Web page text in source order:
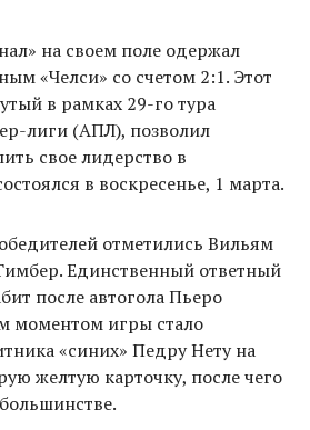
на своем поле одержал
«Челси» со счетом 2:1. Этот
в рамках 29-го тура
лиги (АПЛ), позволил
свое лидерство в
в воскресенье, 1 марта.
отметились Вильям
Единственный ответный
после автогола Пьеро
моментом игры стало
«синих» Педру Нету на
желтую карточку, после чего